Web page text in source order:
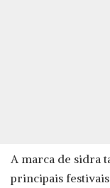
A marca de sidra
principais